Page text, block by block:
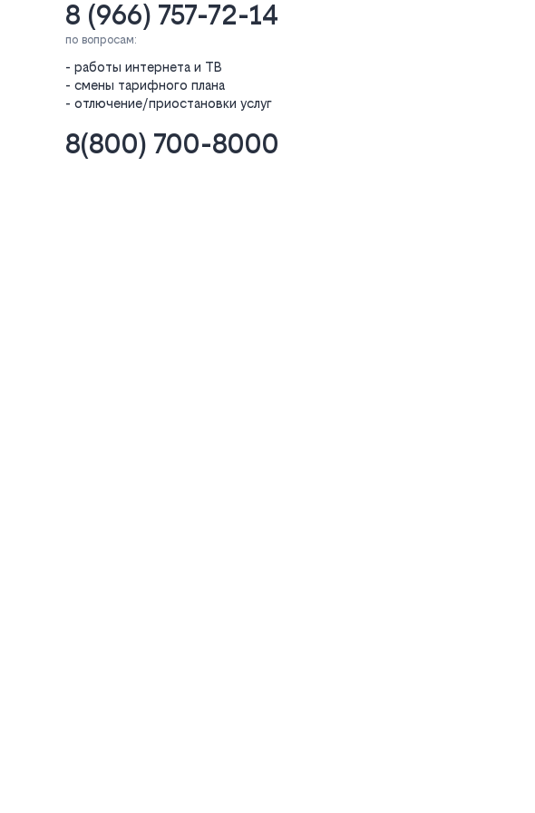
8 (966) 757-72-14
по вопросам:
- работы интернета и ТВ
- смены тарифного плана
- отлючение/приостановки услуг
8(800) 700-8000